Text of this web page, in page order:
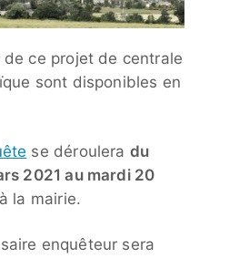
de ce projet de centrale
sont disponibles en
se déroulera du
2021 au mardi 20
à la mairie.
enquêteur sera